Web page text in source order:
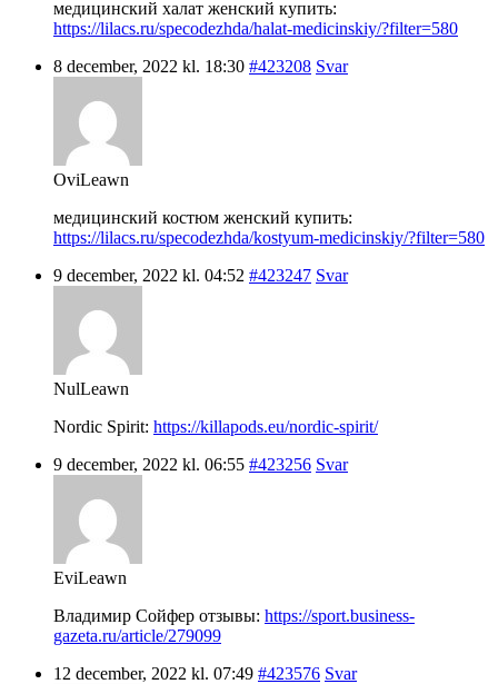
медицинский халат женский купить:
https://lilacs.ru/specodezhda/halat-medicinskiy/?filter=580
8 december, 2022 kl. 18:30 #423208 Svar
OviLeawn
медицинский костюм женский купить:
https://lilacs.ru/specodezhda/kostyum-medicinskiy/?filter=580
9 december, 2022 kl. 04:52 #423247 Svar
NulLeawn
Nordic Spirit: https://killapods.eu/nordic-spirit/
9 december, 2022 kl. 06:55 #423256 Svar
EviLeawn
Владимир Сойфер отзывы: https://sport.business-
gazeta.ru/article/279099
12 december, 2022 kl. 07:49 #423576 Svar